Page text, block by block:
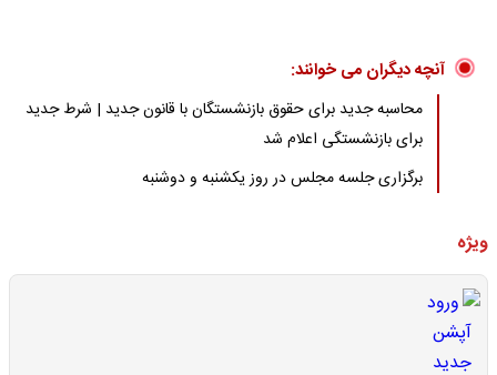
آنچه دیگران می خوانند:
محاسبه جدید برای حقوق بازنشستگان با قانون جدید | شرط جدید
برای بازنشستگی اعلام شد
برگزاری جلسه مجلس در روز یکشنبه و دوشنبه
ویژه